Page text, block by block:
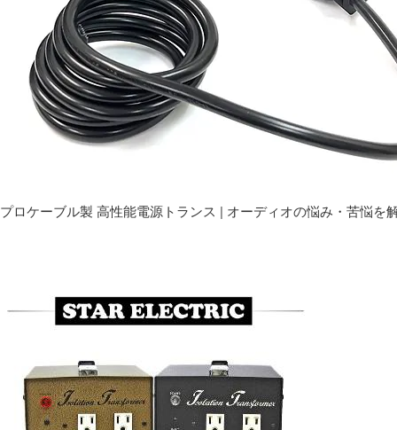
プロケーブル製 高性能電源トランス | オーディオの悩み・苦悩を